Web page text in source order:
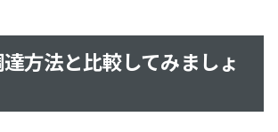
方法と比較してみましょ